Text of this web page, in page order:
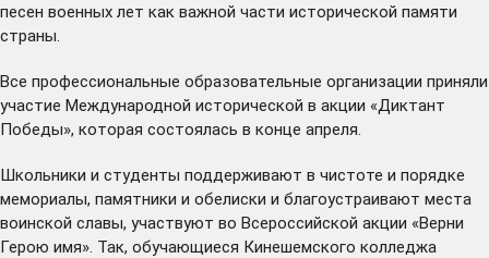
песен военных лет как важной части исторической памяти
страны.
Все профессиональные образовательные организации приняли
участие Международной исторической в акции «Диктант
Победы», которая состоялась в конце апреля.
Школьники и студенты поддерживают в чистоте и порядке
мемориалы, памятники и обелиски и благоустраивают места
воинской славы, участвуют во Всероссийской акции «Верни
Герою имя». Так, обучающиеся Кинешемского колледжа